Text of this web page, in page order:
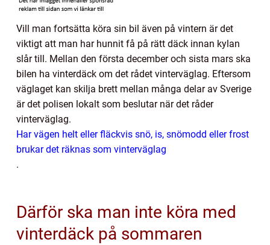
Vill man fortsätta köra sin bil även på vintern är det
viktigt att man har hunnit få på rätt däck innan kylan
slår till. Mellan den första december och sista mars ska
bilen ha vinterdäck om det rådet vinterväglag. Eftersom
väglaget kan skilja brett mellan många delar av Sverige
är det polisen lokalt som beslutar när det råder
vinterväglag.
Har vägen helt eller fläckvis snö, is, snömodd eller frost
brukar det räknas som vinterväglag
.
Därför ska man inte köra med
vinterdäck på sommaren